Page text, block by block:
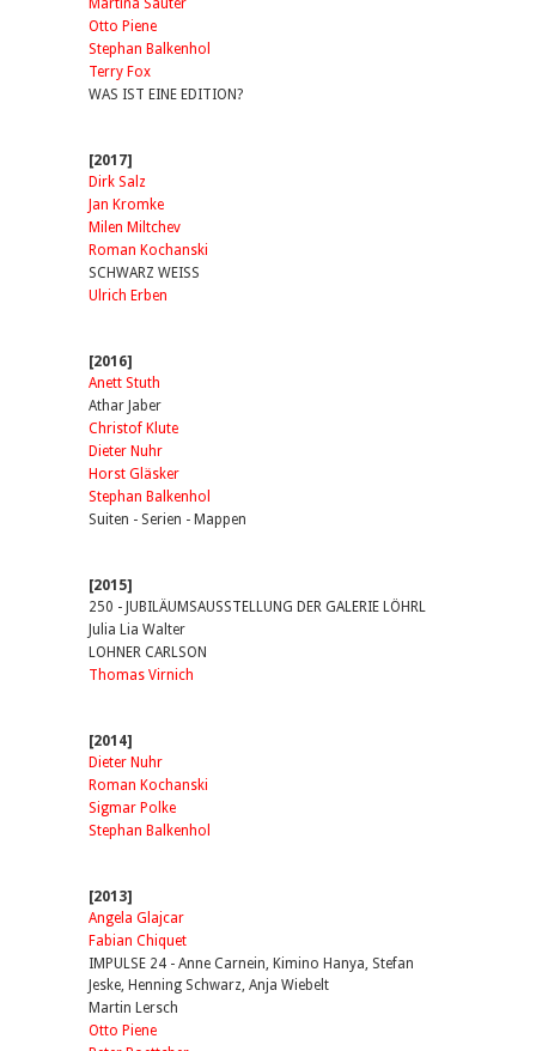
Martina Sauter
Otto Piene
Stephan Balkenhol
Terry Fox
WAS IST EINE EDITION?
[2017]
Dirk Salz
Jan Kromke
Milen Miltchev
Roman Kochanski
SCHWARZ WEISS
Ulrich Erben
[2016]
Anett Stuth
Athar Jaber
Christof Klute
Dieter Nuhr
Horst Gläsker
Stephan Balkenhol
Suiten - Serien - Mappen
[2015]
250 - JUBILÄUMSAUSSTELLUNG DER GALERIE LÖHRL
Julia Lia Walter
LOHNER CARLSON
Thomas Virnich
[2014]
Dieter Nuhr
Roman Kochanski
Sigmar Polke
Stephan Balkenhol
[2013]
Angela Glajcar
Fabian Chiquet
IMPULSE 24 - Anne Carnein, Kimino Hanya, Stefan
Jeske, Henning Schwarz, Anja Wiebelt
Martin Lersch
Otto Piene